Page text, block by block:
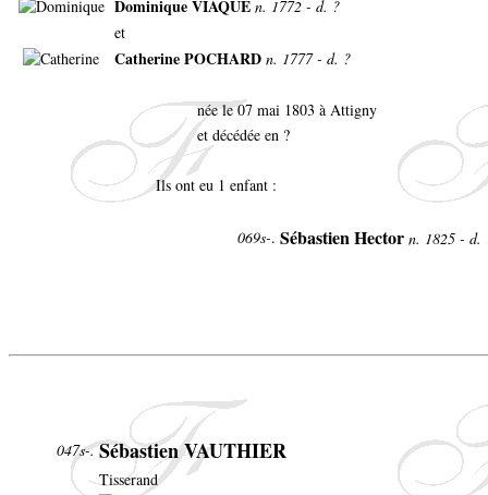
Dominique VIAQUE n. 1772 - d. ?
et
Catherine POCHARD n. 1777 - d. ?
née le 07 mai 1803 à Attigny
et décédée en ?
Ils ont eu 1 enfant :
069s-. Sébastien Hector n. 1825 -
047s-. Sébastien VAUTHIER
Tisserand